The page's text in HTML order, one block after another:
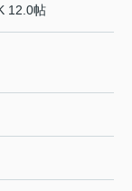
12.0帖